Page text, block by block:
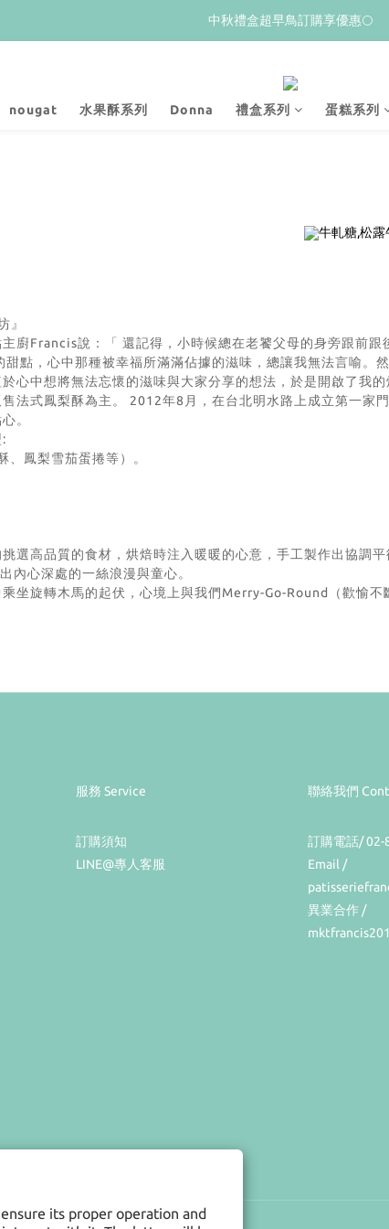
its proper operation and
𝙒𝙚𝙡𝙘𝙤𝙢𝙚💝 新加入會員贈$𝟭𝟬𝟬購物
中秋禮盒超早鳥訂購享優惠🌕
𝙒𝙚𝙡𝙘𝙤𝙢𝙚💝 新加入會員贈$𝟭𝟬𝟬購物
nougat 水果酥系列 Donna 禮盒系列 蛋糕系列
』
廚Francis說：「 還記得，小時候總在老饕父母的身旁跟前
點，心中那種被幸福所滿滿佔據的滋味，總讓我無法言喻。
心中想將無法忘懷的滋味與大家分享的想法，於是開啟了我的
法式鳳梨酥為主。 2012年8月，在台北明水路上成立第一家
。
鳳梨雪茄蛋捲等）。
選高品質的食材，烘焙時注入暖暖的心意，手工製作出協調
內心深處的一絲浪漫與童心。
坐旋轉木馬的起伏，心境上與我們Merry-Go-Round（歡愉不
服務 Service
訂購須知
LINE@專人客服
聯絡我們
訂購電話/ 02-
Email /
異業合作 /